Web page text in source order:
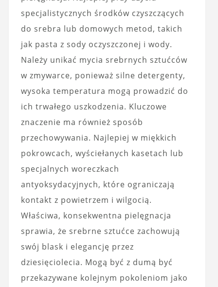
specjalistycznych środków czyszczących
do srebra lub domowych metod, takich
jak pasta z sody oczyszczonej i wody.
Należy unikać mycia srebrnych sztućców
w zmywarce, ponieważ silne detergenty,
wysoka temperatura mogą prowadzić do
ich trwałego uszkodzenia. Kluczowe
znaczenie ma również sposób
przechowywania. Najlepiej w miękkich
pokrowcach, wyściełanych kasetach lub
specjalnych woreczkach
antyoksydacyjnych, które ograniczają
kontakt z powietrzem i wilgocią.
Właściwa, konsekwentna pielęgnacja
sprawia, że srebrne sztućce zachowują
swój blask i elegancję przez
dziesięciolecia. Mogą być z dumą być
przekazywane kolejnym pokoleniom jako